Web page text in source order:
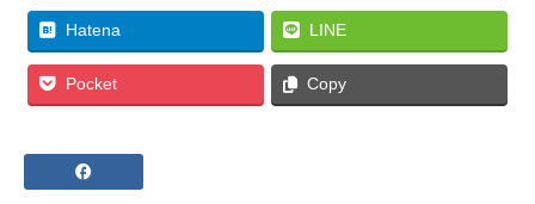
Hatena LINE
Pocket Copy